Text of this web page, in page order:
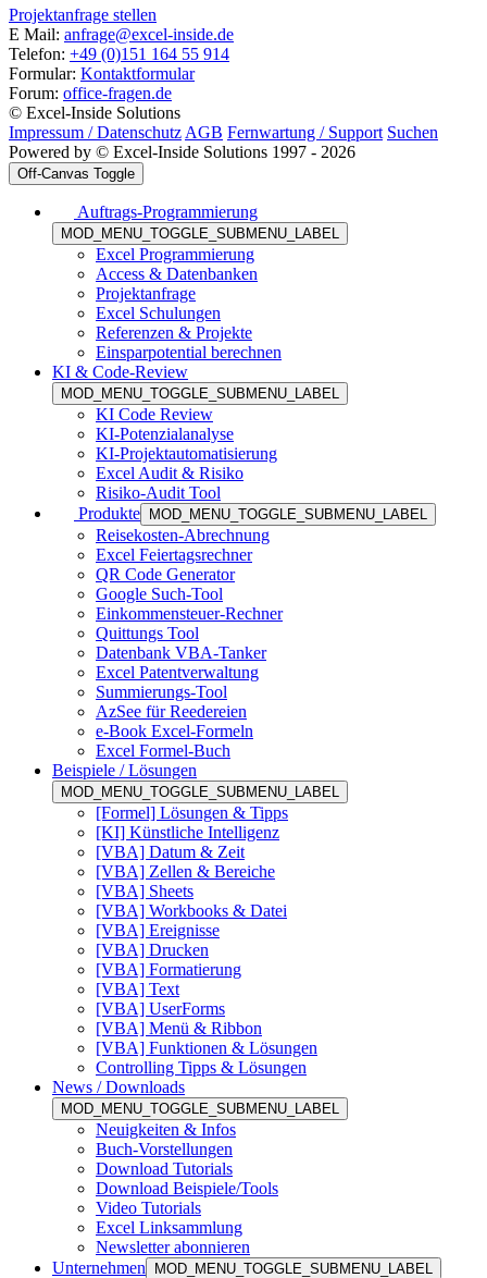
Projektanfrage stellen
E Mail: anfrage@excel-inside.de
Telefon: +49 (0)151 164 55 914
Formular: Kontaktformular
Forum: office-fragen.de
© Excel-Inside Solutions
Impressum / Datenschutz AGB Fernwartung / Support Suchen
Powered by © Excel-Inside Solutions 1997 - 2026
Off-Canvas Toggle
Auftrags-Programmierung
MOD_MENU_TOGGLE_SUBMENU_LABEL
Excel Programmierung
Access & Datenbanken
Projektanfrage
Excel Schulungen
Referenzen & Projekte
Einsparpotential berechnen
KI & Code-Review
MOD_MENU_TOGGLE_SUBMENU_LABEL
KI Code Review
KI-Potenzialanalyse
KI-Projektautomatisierung
Excel Audit & Risiko
Risiko-Audit Tool
Produkte
MOD_MENU_TOGGLE_SUBMENU_LABEL
Reisekosten-Abrechnung
Excel Feiertagsrechner
QR Code Generator
Google Such-Tool
Einkommensteuer-Rechner
Quittungs Tool
Datenbank VBA-Tanker
Excel Patentverwaltung
Summierungs-Tool
AzSee für Reedereien
e-Book Excel-Formeln
Excel Formel-Buch
Beispiele / Lösungen
MOD_MENU_TOGGLE_SUBMENU_LABEL
[Formel] Lösungen & Tipps
[KI] Künstliche Intelligenz
[VBA] Datum & Zeit
[VBA] Zellen & Bereiche
[VBA] Sheets
[VBA] Workbooks & Datei
[VBA] Ereignisse
[VBA] Drucken
[VBA] Formatierung
[VBA] Text
[VBA] UserForms
[VBA] Menü & Ribbon
[VBA] Funktionen & Lösungen
Controlling Tipps & Lösungen
News / Downloads
MOD_MENU_TOGGLE_SUBMENU_LABEL
Neuigkeiten & Infos
Buch-Vorstellungen
Download Tutorials
Download Beispiele/Tools
Video Tutorials
Excel Linksammlung
Newsletter abonnieren
Unternehmen
MOD_MENU_TOGGLE_SUBMENU_LABEL